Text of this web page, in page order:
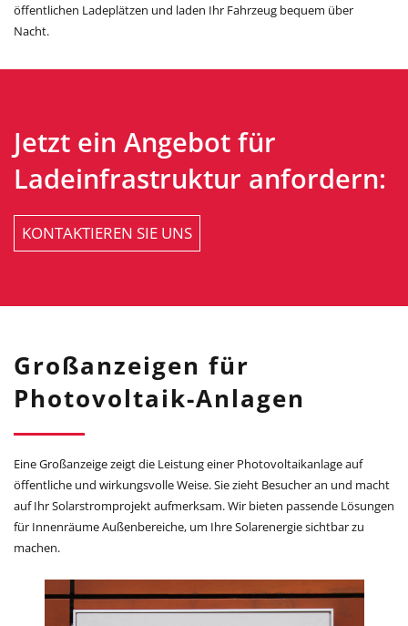
öffentlichen Ladeplätzen und laden Ihr Fahrzeug bequem über
Nacht.
Jetzt ein Angebot für
Ladeinfrastruktur anfordern:
KONTAKTIEREN SIE UNS
Großanzeigen für
Photovoltaik-Anlagen
Eine Großanzeige zeigt die Leistung einer Photovoltaikanlage auf
öffentliche und wirkungsvolle Weise. Sie zieht Besucher an und macht
auf Ihr Solarstromprojekt aufmerksam. Wir bieten passende Lösungen
für Innenräume Außenbereiche, um Ihre Solarenergie sichtbar zu
machen.